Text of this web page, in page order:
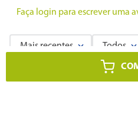
Faça login para escrever uma
Mais recentes Todos
Carregando avaliações…